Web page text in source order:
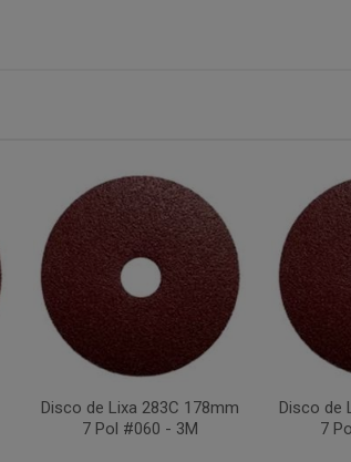
Disco de Lixa 283C 178mm
7 Pol #060 - 3M
Disco de
7